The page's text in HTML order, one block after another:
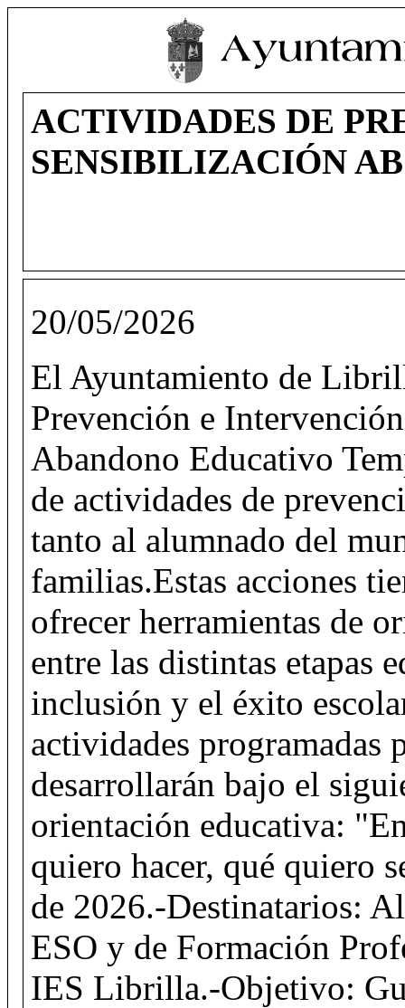
ACTIVIDADES DE
SENSIBILIZACIÓN
20/05/2026
El Ayuntamiento de
Prevención e
Abandono Educativo
de actividades de
tanto al alumnado del
familias.Estas acciones
ofrecer herramientas de
entre las distintas etapas
inclusión y el éxito
actividades programadas
desarrollarán bajo el
orientación educativa:
quiero hacer, qué quiero
de 2026.-Destinatarios:
ESO y de Formación
IES Librilla.-Objetivo: